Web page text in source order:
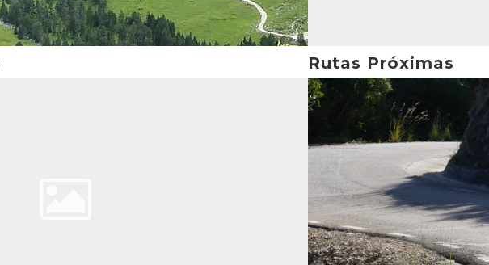
Rutas Próximas